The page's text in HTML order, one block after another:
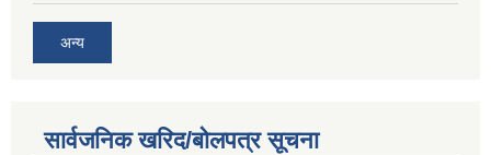
अन्य
सार्वजनिक खरिद/बोलपत्र सूचना